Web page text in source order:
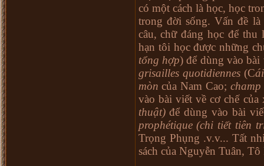
có một cách là học, học
trong đời sống. Vấn đề
câu, chữ đáng học để
hạn tôi học được những
tổng hợp) để dùng vào
grisailles quotidiennes(C
mòn của Nam Cao;champ
vào bài viết về cơ chế
thuật)để dùng vào bài
prophétique (chi tiết tiên
Trọng Phụng .v.v... Tất
sách của Nguyễn Tuân, Tô